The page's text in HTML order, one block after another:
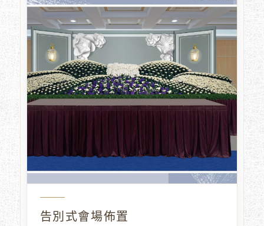
告別式會場佈置